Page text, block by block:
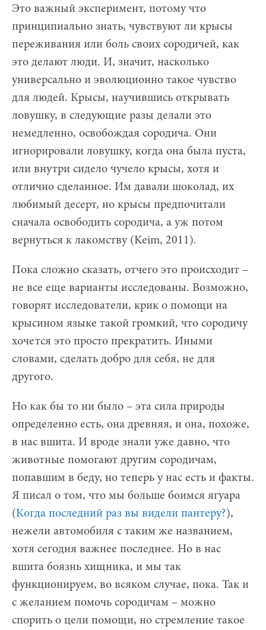
Это важный эксперимент, потому что
принципиально знать, чувствуют ли крысы
переживания или боль своих сородичей, как
это делают люди. И, значит, насколько
универсально и эволюционно такое чувство
для людей. Крысы, научившись открывать
ловушку, в следующие разы делали это
немедленно, освобождая сородича. Они
игнорировали ловушку, когда она была пуста,
или внутри сидело чучело крысы, хотя и
отлично сделанное. Им давали шоколад, их
любимый десерт, но крысы предпочитали
сначала освободить сородича, а уж потом
вернуться к лакомству (Keim, 2011).
Пока сложно сказать, отчего это происходит –
не все еще варианты исследованы. Возможно,
говорят исследователи, крик о помощи на
крысином языке такой громкий, что сородичу
хочется это просто прекратить. Иными
словами, сделать добро для себя, не для
другого.
Но как бы то ни было – эта сила природы
определенно есть, она древняя, и она, похоже,
в нас вшита. И вроде знали уже давно, что
животные помогают другим сородичам,
попавшим в беду, но теперь у нас есть и факты.
Я писал о том, что мы больше боимся ягуара
(Когда последний раз вы видели пантеру?),
нежели автомобиля с таким же названием,
хотя сегодня важнее последнее. Но в нас
вшита боязнь хищника, и мы так
функционируем, во всяком случае, пока. Так и
с желанием помочь сородичам – можно
спорить о цели помощи, но стремление такое